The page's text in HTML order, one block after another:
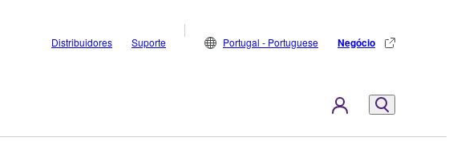
Distribuidores Suporte Portugal - Portuguese Negócio